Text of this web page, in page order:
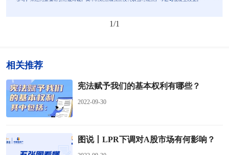
1/1
相关推荐
宪法赋予我们的基本权利有哪些？
2022-09-30
图说丨LPR下调对A股市场有何影响？